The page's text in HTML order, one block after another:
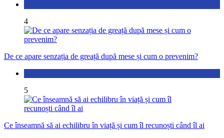
4
De ce apare senzația de greață după mese și cum o prevenim?
5
Ce înseamnă să ai echilibru în viață și cum îl recunoști când îl ai